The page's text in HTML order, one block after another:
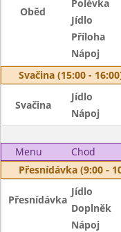
Oběd
Polévka
Jídlo
Příloha
Nápoj
Svačina (15:00 -
Svačina
Jídlo
Nápoj
Menu Chod
Přesnídávka (9:00 -
Přesnídávka
Jídlo
Doplněk
Nápoj